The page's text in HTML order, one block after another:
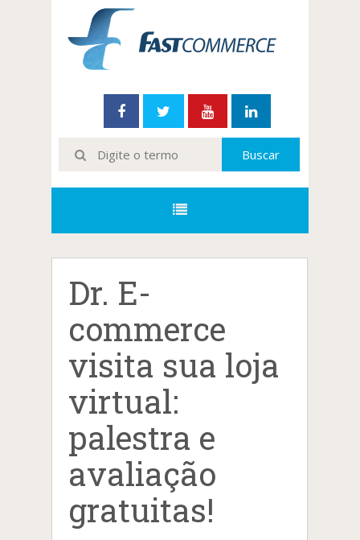
Dr. E-
commerce
visita sua loja
virtual:
palestra e
avaliação
gratuitas!